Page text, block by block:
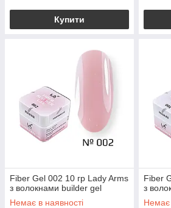
Купити
Fiber Gel 002 10 гр Lady Arms
з волокнами builder gel
Немає в наявності
Fiber
з
Немає